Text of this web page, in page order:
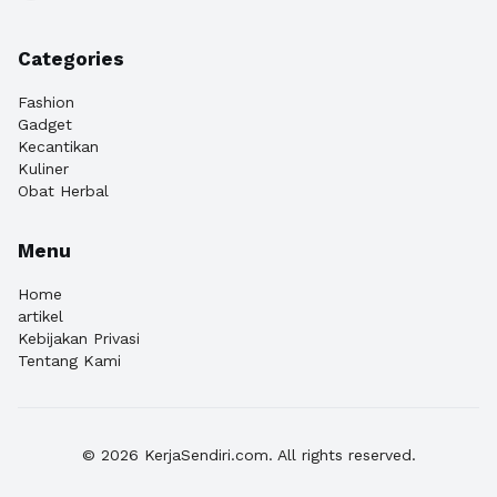
Categories
Fashion
Gadget
Kecantikan
Kuliner
Obat Herbal
Menu
Home
artikel
Kebijakan Privasi
Tentang Kami
© 2026 KerjaSendiri.com. All rights reserved.